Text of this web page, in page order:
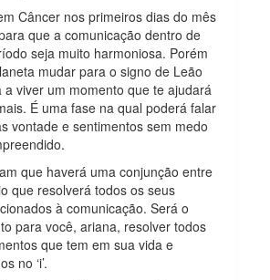
Câncer nos primeiros dias do mês
que a comunicação dentro de
seja muito harmoniosa. Porém
mudar para o signo de Leão
a viver um momento que te ajudará
É uma fase na qual poderá falar
vontade e sentimentos sem medo
que haverá uma conjunção entre
que resolverá todos os seus
à comunicação. Será o
para você, ariana, resolver todos
que tem em sua vida e
no ‘i’.